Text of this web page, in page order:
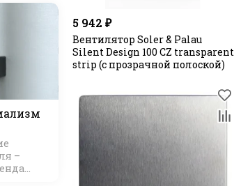
5 942 ₽
Вентилятор Soler & Palau
Silent Design 100 CZ transparent
strip (с прозрачной полоской)
–